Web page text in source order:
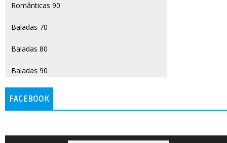
Românticas 90
Baladas 70
Baladas 80
Baladas 90
MPB 90
FACEBOOK